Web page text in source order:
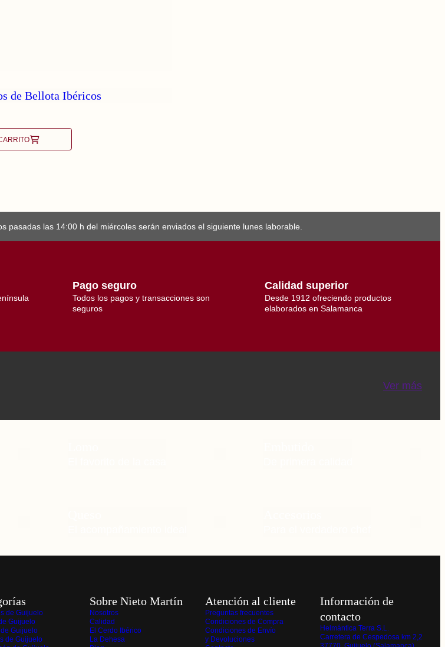
de Bellota Ibéricos
pasadas las 14:00 h del miércoles serán enviados el siguiente lunes laborable.
Pago seguro
Todos los pagos y transacciones son
seguros
Calidad superior
Desde 1912 ofreciendo productos
elaborados en Salamanca
Ver más
de Guijuelo
Guijuelo
Guijuelo
de Guijuelo
Sobre Nieto Martín
Nosotros
Calidad
El Cerdo Ibérico
La Dehesa
Atención al cliente
Preguntas frecuentes
Condiciones de Compra
Condiciones de Envío
y Devoluciones
Información de
contacto
Helmántica Terra S.L.
Carretera de Cespedosa km 2,2